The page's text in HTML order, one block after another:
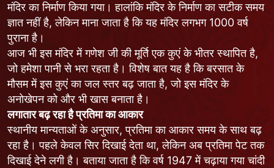
मंदिर का निर्माण किया गया। हालांकि मंदिर के निर्माण का सटीक समय
ज्ञात नहीं है, लेकिन माना जाता है कि यह मंदिर लगभग 1000 वर्ष
पुराना है।
आज भी इस मंदिर में गणेश जी की मूर्ति एक कुएं के भीतर स्थापित है,
जो हमेशा पानी से भरा रहता है। विशेष बात यह है कि बरसात के
मौसम में इस कुएं का जल स्तर बढ़ जाता है, जो इस मंदिर के
अनोखेपन को और भी खास बनाता है।
लगातार बढ़ रहा है प्रतिमा का आकार
स्थानीय मान्यताओं के अनुसार, प्रतिमा का आकार समय के साथ बढ़
रहा है। पहले केवल सिर दिखाई देता था, लेकिन अब प्रतिमा पेट तक
दिखाई देने लगी है। बताया जाता है कि वर्ष 1947 में चढ़ाया गया चांदी